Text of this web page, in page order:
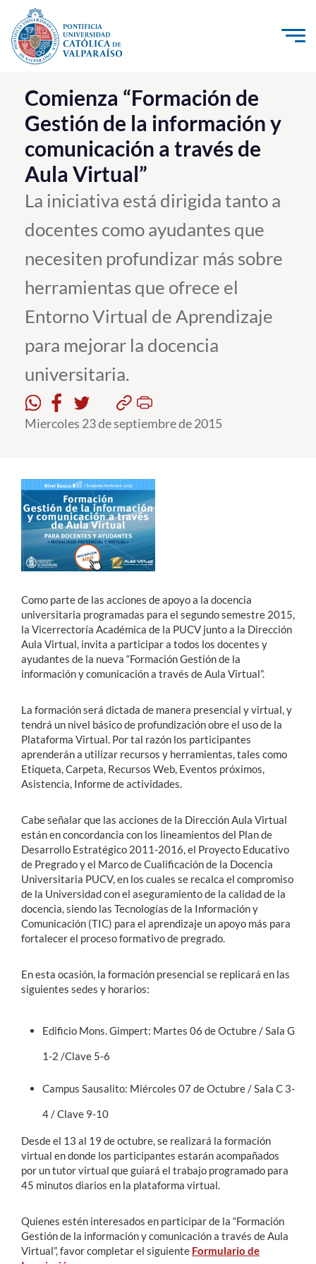
Click acá para ir directamente al contenido
La Universidad
Investigación, Creación e Innovación
PUCV Internacional
Vinculación con el Medio
Admisión
Postgrado
Formación Continua
Estudiantes
Académicos
Funcionarios
English
Comienza “Formación de
Gestión de la información y
comunicación a través de
Aula Virtual”
La iniciativa está dirigida tanto a
docentes como ayudantes que
necesiten profundizar más sobre
herramientas que ofrece el
Entorno Virtual de Aprendizaje
para mejorar la docencia
universitaria.
Miercoles 23 de septiembre de 2015
Como parte de las acciones de apoyo a la docencia
universitaria programadas para el segundo semestre 2015,
la Vicerrectoría Académica de la PUCV junto a la Dirección
Aula Virtual, invita a participar a todos los docentes y
ayudantes de la nueva “Formación Gestión de la
información y comunicación a través de Aula Virtual”.
La formación será dictada de manera presencial y virtual, y
tendrá un nivel básico de profundización obre el uso de la
Plataforma Virtual. Por tal razón los participantes
aprenderán a utilizar recursos y herramientas, tales como
Etiqueta, Carpeta, Recursos Web, Eventos próximos,
Asistencia, Informe de actividades.
Cabe señalar que las acciones de la Dirección Aula Virtual
están en concordancia con los lineamientos del Plan de
Desarrollo Estratégico 2011-2016, el Proyecto Educativo
de Pregrado y el Marco de Cualificación de la Docencia
Universitaria PUCV, en los cuales se recalca el compromiso
de la Universidad con el aseguramiento de la calidad de la
docencia, siendo las Tecnologías de la Información y
Comunicación (TIC) para el aprendizaje un apoyo más para
fortalecer el proceso formativo de pregrado.
En esta ocasión, la formación presencial se replicará en las
siguientes sedes y horarios:
Edificio Mons. Gimpert: Martes 06 de Octubre / Sala G
1-2 /Clave 5-6
Campus Sausalito: Miércoles 07 de Octubre / Sala C 3-
4 / Clave 9-10
Desde el 13 al 19 de octubre, se realizará la formación
virtual en donde los participantes estarán acompañados
por un tutor virtual que guiará el trabajo programado para
45 minutos diarios en la plataforma virtual.
Quienes estén interesados en participar de la “Formación
Gestión de la información y comunicación a través de Aula
Virtual”, favor completar el siguiente Formulario de